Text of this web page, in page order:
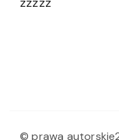
© prawa